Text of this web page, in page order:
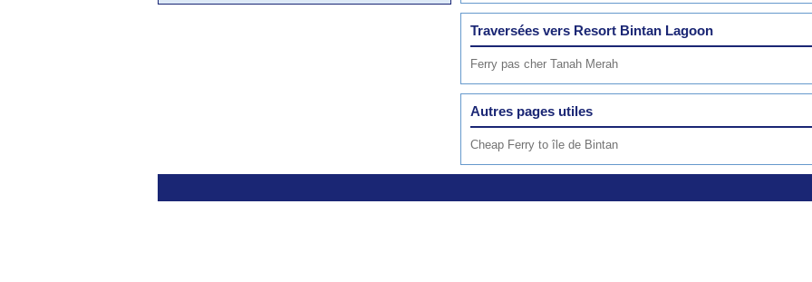
Traversées vers Resort Bintan Lagoon
Ferry pas cher Tanah Merah
Autres pages utiles
Cheap Ferry to île de Bintan